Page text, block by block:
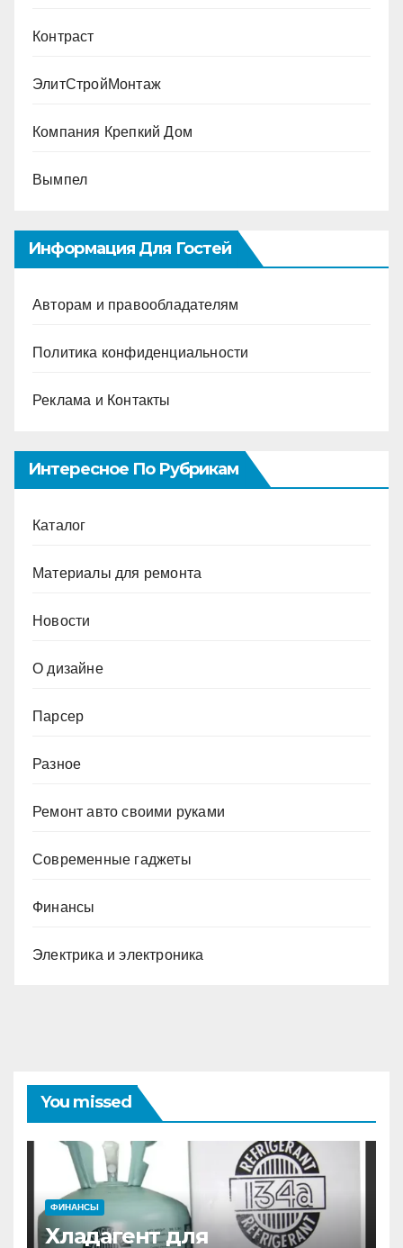
Контраст
ЭлитСтройМонтаж
Компания Крепкий Дом
Вымпел
Информация Для Гостей
Авторам и правообладателям
Политика конфиденциальности
Реклама и Контакты
Интересное По Рубрикам
Каталог
Материалы для ремонта
Новости
О дизайне
Парсер
Разное
Ремонт авто своими руками
Современные гаджеты
Финансы
Электрика и электроника
You missed
ФИНАНСЫ
Хладагент для